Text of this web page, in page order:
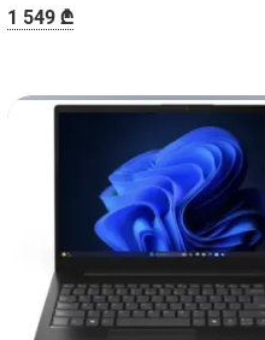
1 549 ₾